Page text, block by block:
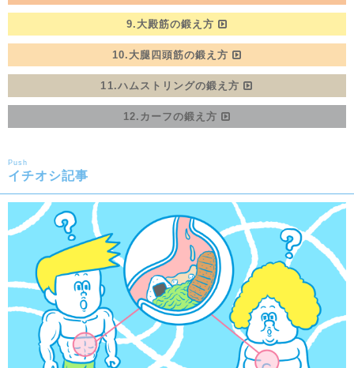
9.大殿筋の鍛え方
10.大腿四頭筋の鍛え方
11.ハムストリングの鍛え方
12.カーフの鍛え方
Push
イチオシ記事